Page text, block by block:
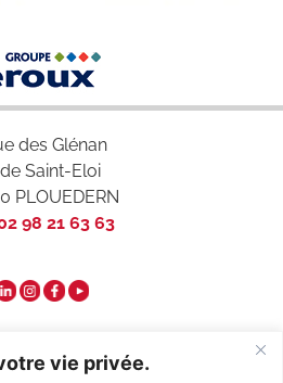
vie privée.
des Glénan
Saint-Eloi
PLOUEDERN
98 21 63 63
nous ?